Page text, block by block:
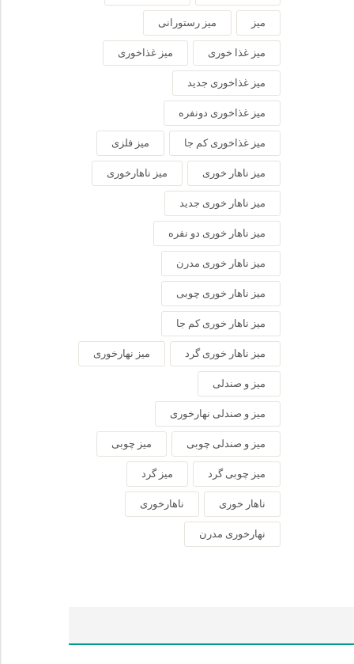
میز میز رستورانی
میز غذا خوری میز غذاخوری
میز غذاخوری جدید
میز غذاخوری دونفره
میز غذاخوری کم جا میز فلزی
میز ناهار خوری میز ناهارخوری
میز ناهار خوری جدید
میز ناهار خوری دو نفره
میز ناهار خوری مدرن
میز ناهار خوری چوبی
میز ناهار خوری کم جا
میز ناهار خوری گرد میز نهارخوری
میز و صندلی
میز و صندلی نهارخوری
میز و صندلی چوبی میز چوبی
میز چوبی گرد میز گرد
ناهار خوری ناهارخوری
نهارخوری مدرن